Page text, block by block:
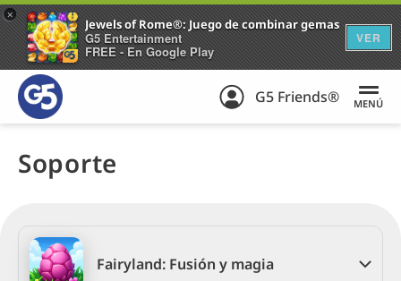
Jewels of Rome®: Juego de combinar gemas
G5 Entertainment
FREE - En Google Play
VER
+
G5 Friends® MENÚ
Soporte
Fairyland: Fusión y magia